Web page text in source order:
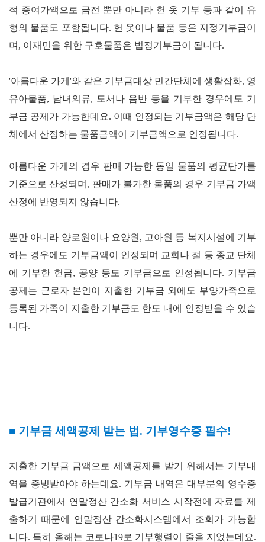
적 증여가액으로 금전 뿐만 아니라 헌 옷 기부 등과 같이 유
형의 물품도 포함됩니다. 헌 옷이나 물품 등은 지정기부금이
며 , 이재민을 위한 구호물품은 법정기부금이 됩니다.
'아름다운 가게 '와 같은 기부금대상 민간단체에 생활잡화, 영
유아물품, 남녀의류, 도서나 음반 등을 기부한 경우에도 기
부금 공제가 가능한데요. 이때 인정되는 기부금액은 해당 단
체에서 산정하는 물품금액이 기부금액으로 인정됩니다.
아름다운 가게의 경우 판매 가능한 동일 물품의 평균단가를
기준으로 산정되며 , 판매가 불가한 물품의 경우 기부금 가액
산정에 반영되지 않습니다.
뿐만 아니라 양로원이나 요양원 , 고아원 등 복지시설에 기부
하는 경우에도 기부금액이 인정되며 교회나 절 등 종교 단체
에 기부한 헌금, 공양 등도 기부금으로 인정됩니다. 기부금
공제는 근로자 본인이 지출한 기부금 외에도 부양가족으로
등록된 가족이 지출한 기부금도 한도 내에 인정받을 수 있습
니다.
■ 기부금 세액공제 받는 법. 기부영수증 필수!
지출한 기부금 금액으로 세액공제를 받기 위해서는 기부내
역을 증빙받아야 하는데요. 기부금 내역은 대부분의 영수증
발급기관에서 연말정산 간소화 서비스 시작전에 자료를 제
출하기 때문에 연말정산 간소화시스템에서 조회가 가능합
니다. 특히 올해는 코로나19로 기부행렬이 줄을 지었는데요.